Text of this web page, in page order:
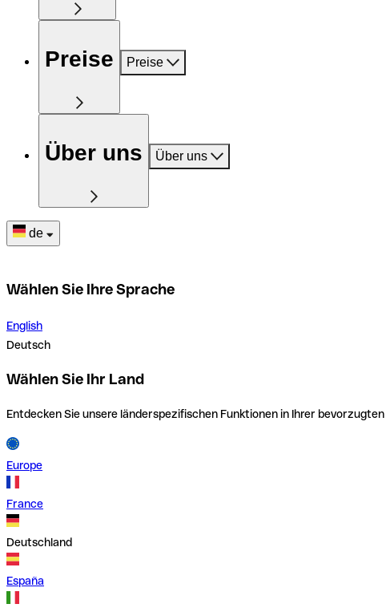
Preise Preise
Über uns Über uns
de
Wählen Sie Ihre Sprache
English
Deutsch
Wählen Sie Ihr Land
Entdecken Sie unsere länderspezifischen Funktionen in Ihrer
Europe
France
Deutschland
España